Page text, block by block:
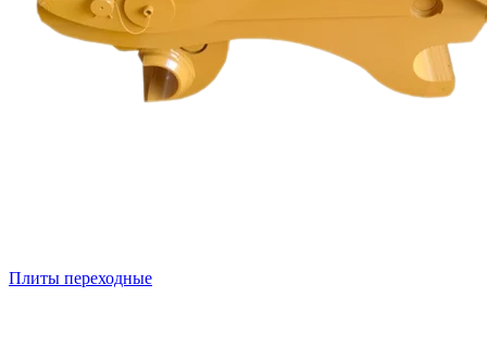
Плиты переходные